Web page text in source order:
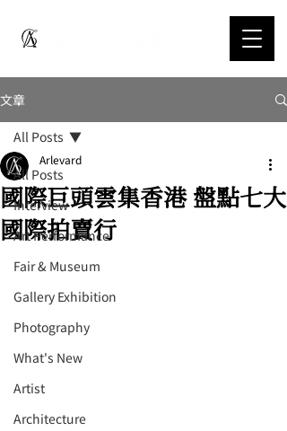
文章
All Posts
Interview
Art Performance
Fair & Museum
Gallery Exhibition
Photography
What's New
Artist
Architecture
All Posts
國際巨頭雲集香港 盤點七大
國際拍賣行
Arlevard